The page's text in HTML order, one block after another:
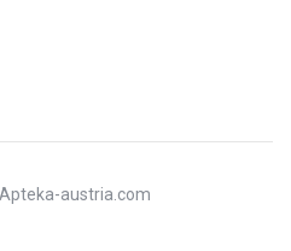
austria.com